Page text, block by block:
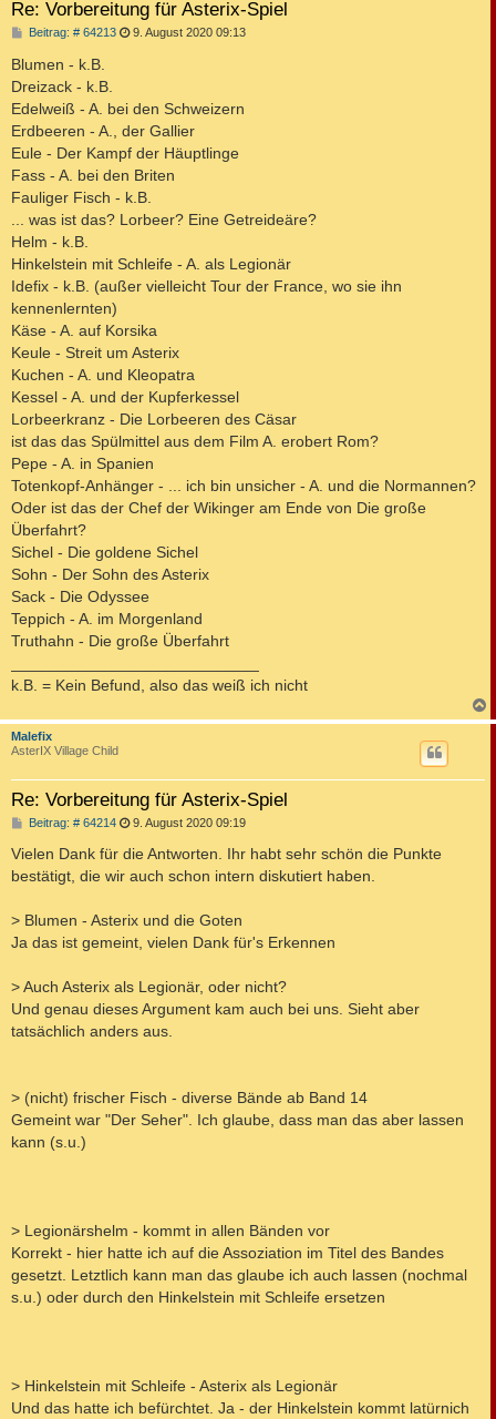
Re: Vorbereitung für Asterix-Spiel
Beitrag: # 64213B
g
9. August 2020 09:13
Blumen - k.B.
Dreizack - k.B.
Edelweiß - A. bei den Schweizern
Erdbeeren - A., der Gallier
Eule - Der Kampf der Häuptlinge
Fass - A. bei den Briten
Fauliger Fisch - k.B.
... was ist das? Lorbeer? Eine Getreideäre?
Helm - k.B.
Hinkelstein mit Schleife - A. als Legionär
Idefix - k.B. (außer vielleicht Tour der France, wo sie ihn
kennenlernten)
Käse - A. auf Korsika
Keule - Streit um Asterix
Kuchen - A. und Kleopatra
Kessel - A. und der Kupferkessel
Lorbeerkranz - Die Lorbeeren des Cäsar
ist das das Spülmittel aus dem Film A. erobert Rom?
Pepe - A. in Spanien
Totenkopf-Anhänger - ... ich bin unsicher - A. und die Normannen?
Oder ist das der Chef der Wikinger am Ende von Die große
Überfahrt?
Sichel - Die goldene Sichel
Sohn - Der Sohn des Asterix
Sack - Die Odyssee
Teppich - A. im Morgenland
Truthahn - Die große Überfahrt
k.B. = Kein Befund, also das weiß ich nicht
a
Malefix
AsterIX Village Child
Re: Vorbereitung für Asterix-Spiel
Beitrag: # 64214B
i
r
9. August 2020 09:19
Vielen Dank für die Antworten. Ihr habt sehr schön die Punkte
bestätigt, die wir auch schon intern diskutiert haben.
> Blumen - Asterix und die Goten
Ja das ist gemeint, vielen Dank für's Erkennen
> Auch Asterix als Legionär, oder nicht?
Und genau dieses Argument kam auch bei uns. Sieht aber
tatsächlich anders aus.
> (nicht) frischer Fisch - diverse Bände ab Band 14
Gemeint war "Der Seher". Ich glaube, dass man das aber lassen
kann (s.u.)
> Legionärshelm - kommt in allen Bänden vor
Korrekt - hier hatte ich auf die Assoziation im Titel des Bandes
gesetzt. Letztlich kann man das glaube ich auch lassen (nochmal
s.u.) oder durch den Hinkelstein mit Schleife ersetzen
> Hinkelstein mit Schleife - Asterix als Legionär
Und das hatte ich befürchtet. Ja - der Hinkelstein kommt latürnich